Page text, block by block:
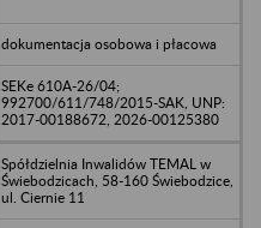
dokumentacja osobowa i płacowa
SEKe 610A-26/04;
992700/611/748/2015-SAK, UNP:
2017-00188672, 2026-00125380
Spółdzielnia Inwalidów TEMAL w
Świebodzicach, 58-160 Świebodzice,
ul. Ciernie 11